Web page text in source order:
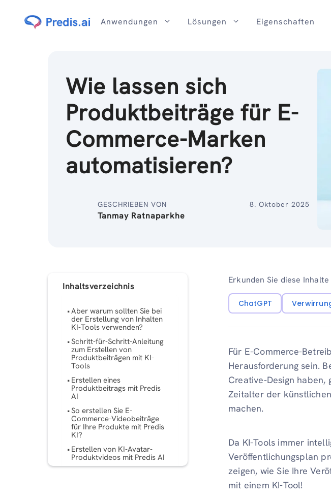
Anwendungen Lösungen Eigenschaften
Wie lassen sich
Produktbeiträge für E-
Commerce-Marken
automatisieren?
GESCHRIEBEN VON
Tanmay Ratnaparkhe
8. Oktober 2025
Inhaltsverzeichnis
Aber warum sollten Sie bei
der Erstellung von Inhalten
KI-Tools verwenden?
Schritt-für-Schritt-Anleitung
zum Erstellen von
Produktbeiträgen mit KI-
Tools
Erstellen eines
Produktbeitrags mit Predis
AI
So erstellen Sie E-
Commerce-Videobeiträge
für Ihre Produkte mit Predis
KI?
Erstellen von KI-Avatar-
Produktvideos mit Predis AI
Erkunden Sie diese Inhalte
ChatGPT
Für E-Commerce-
Herausforderung sein.
Creative-Design haben,
Zeitalter der
machen.
Da KI-Tools immer
Veröffentlichungsplan
zeigen, wie Sie Ihre
mit einem KI-Tool!